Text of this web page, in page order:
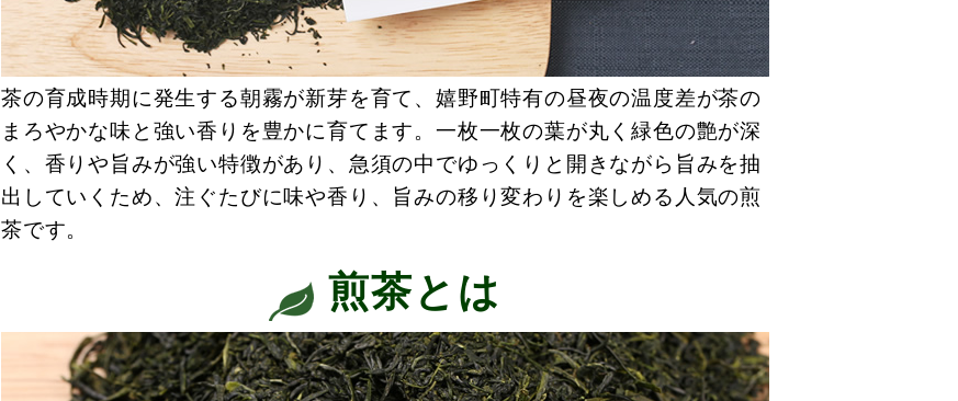
茶の育成時期に発生する朝霧が新芽を育て、嬉野町特有の昼夜の温度差が茶の
まろやかな味と強い香りを豊かに育てます。一枚一枚の葉が丸く緑色の艶が深
く、香りや旨みが強い特徴があり、急須の中でゆっくりと開きながら旨みを抽
出していくため、注ぐたびに味や香り、旨みの移り変わりを楽しめる人気の煎
茶です。
煎茶とは